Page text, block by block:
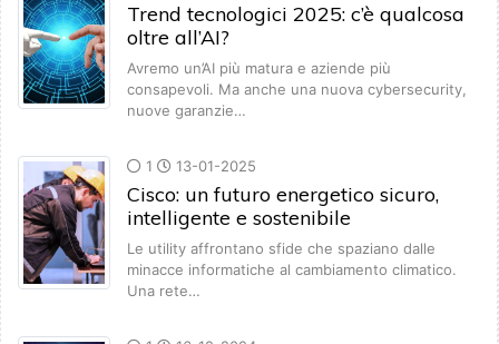
Trend tecnologici 2025: c’è qualcosa
oltre all’AI?
Avremo un’AI più matura e aziende più
consapevoli. Ma anche una nuova cybersecurity,
nuove garanzie…
1 13-01-2025
Cisco: un futuro energetico sicuro,
intelligente e sostenibile
Le utility affrontano sfide che spaziano dalle
minacce informatiche al cambiamento climatico.
Una rete…